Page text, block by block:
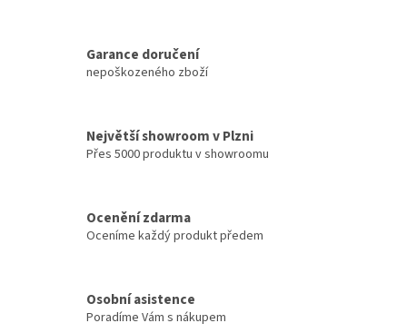
Garance doručení
nepoškozeného zboží
Největší showroom v Plzni
Přes 5000 produktu v showroomu
Ocenění zdarma
Oceníme každý produkt předem
Osobní asistence
Poradíme Vám s nákupem